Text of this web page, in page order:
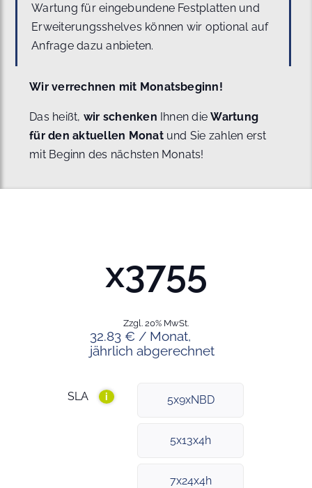
Wartung für eingebundene Festplatten und
Erweiterungsshelves können wir optional auf
Anfrage dazu anbieten.
Wir verrechnen mit Monatsbeginn!
Das heißt, wir schenken Ihnen dieWartung
für den aktuellen Monat und Sie zahlen erst
mit Beginn des nächsten Monats!
x3755
32.83 € / Monat,
jährlich abgerechnet
Zzgl. 20% MwSt.
SLA i 5x9xNBD
5x13x4h
7x24x4h